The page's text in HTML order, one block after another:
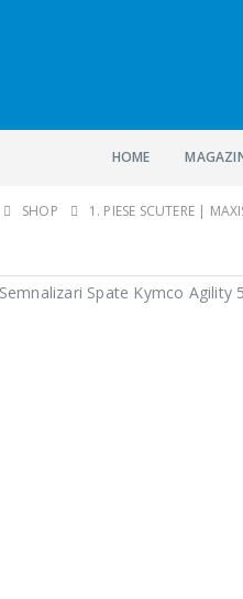
HOME
SHOP 1. PIESE SCUTERE |